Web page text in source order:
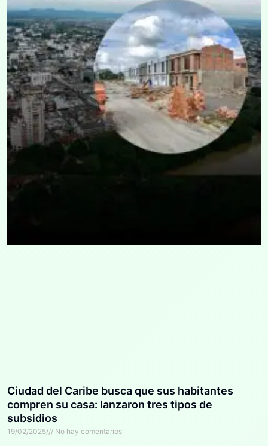
Ciudad del Caribe busca que sus habitantes
compren su casa: lanzaron tres tipos de
subsidios
19/02/2025 No hay comentarios